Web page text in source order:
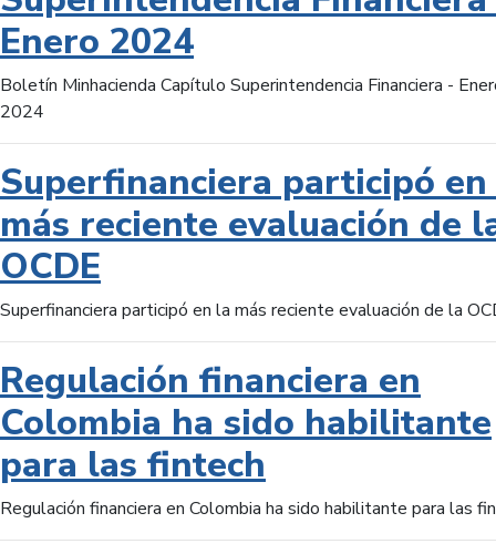
Enero 2024
Boletín Minhacienda Capítulo Superintendencia Financiera -
2024
Superfinanciera participó
más reciente evaluación de
OCDE
Superfinanciera participó en la más reciente evaluación de la
Regulación financiera en
Colombia ha sido habilitante
para las fintech
Regulación financiera en Colombia ha sido habilitante para las